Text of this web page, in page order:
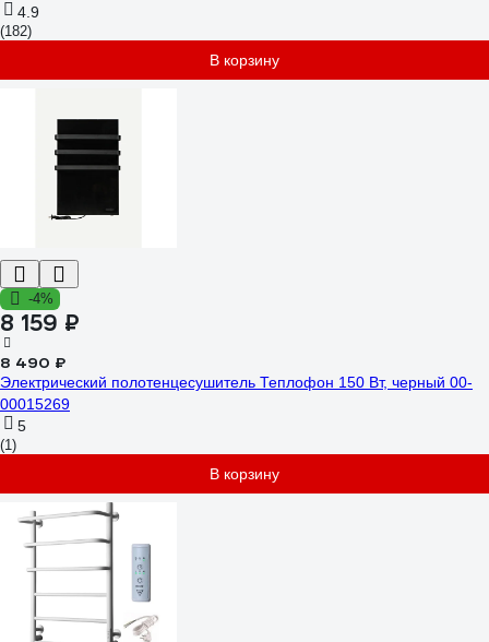
4.9
(182)
В корзину
-4%
8 159 ₽
8 490 ₽
Электрический полотенцесушитель Теплофон 150 Вт, черный 00-
00015269
5
(1)
В корзину